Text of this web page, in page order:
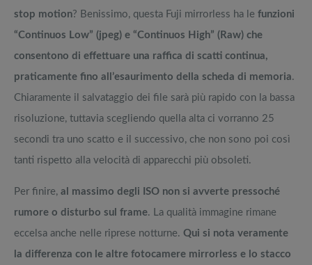
stop motion? Benissimo, questa Fuji mirrorless ha le funzioni
“Continuos Low” (jpeg) e “Continuos High” (Raw) che
consentono di effettuare una raffica di scatti continua,
praticamente fino all’esaurimento della scheda di memoria.
Chiaramente il salvataggio dei file sarà più rapido con la bassa
risoluzione, tuttavia scegliendo quella alta ci vorranno 25
secondi tra uno scatto e il successivo, che non sono poi così
tanti rispetto alla velocità di apparecchi più obsoleti.
Per finire, al massimo degli ISO non si avverte pressoché
rumore o disturbo sul frame. La qualità immagine rimane
eccelsa anche nelle riprese notturne. Qui si nota veramente
la differenza con le altre fotocamere mirrorless e lo stacco